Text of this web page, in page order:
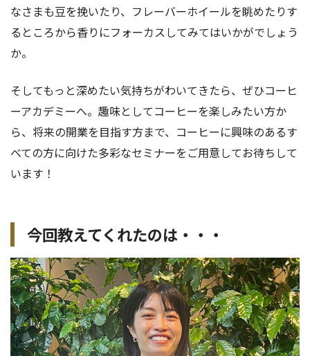
なさまも豆を挽いたり、フレーバーホイールを眺めたりす
るところから香りにフォーカスしてみてはいかがでしょう
か。
そしてもっと深めたい気持ちがわいてきたら、ぜひコーヒ
ーアカデミーへ。趣味としてコーヒーを楽しみたい方か
ら、将来の開業を目指す方まで、コーヒーに興味のあるす
べての方に向けた多彩なセミナーをご用意してお待ちして
います！
今回教えてくれたのは・・・